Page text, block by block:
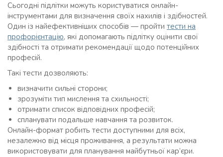
Сьогодні підлітки можуть користуватися онлайн-
інструментами для визначення своїх нахилів і здібностей.
Один із найефективніших способів — пройти тести на
профорієнтацію, які допомагають підлітку оцінити свої
здібності та отримати рекомендації щодо потенційних
професій.
Такі тести дозволяють:
визначити сильні сторони;
зрозуміти тип мислення та схильності;
отримати список відповідних професій;
спланувати подальше навчання та розвиток.
Онлайн-формат робить тести доступними для всіх,
незалежно від місця проживання, а результати можна
використовувати для планування майбутньої кар’єри.